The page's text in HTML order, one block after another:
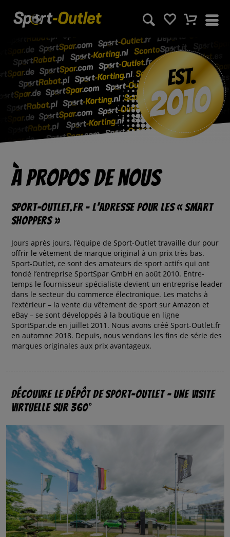
À propos de nous
Sport-Outlet.fr – l’adresse pour les « smart
shoppers »
Jours après jours, l’équipe de Sport-Outlet travaille dur pour
offrir le vêtement de marque original à un prix très bas.
Sport-Outlet, ce sont des amateurs de sport actifs qui ont
fondé l’entreprise SportSpar GmbH en août 2010. Entre-
temps le fournisseur spécialiste devient un entreprise leader
dans le secteur du commerce électronique. Les matchs à
l’extérieur – la vente du vêtement de sport sur Amazon et
eBay – se sont développés à la boutique en ligne
SportSpar.de en juillet 2011. Nous avons créé Sport-Outlet.fr
en automne 2018. Depuis, nous vendons les fins de série des
marques originales aux prix avantageux.
Découvre le dépôt de Sport-Outlet – une visite
virtuelle sur 360°